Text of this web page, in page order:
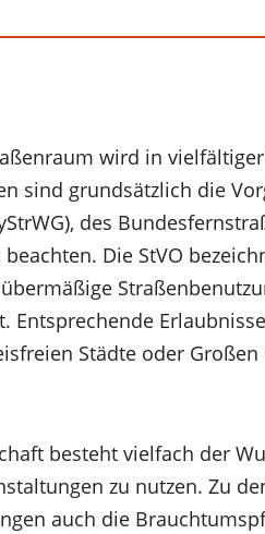
wird in
sind grundsätzlich die
des
beachten. Die StVO
Entsprechende
Städte oder
besteht vielfach der
zu nutzen. Zu
auch die